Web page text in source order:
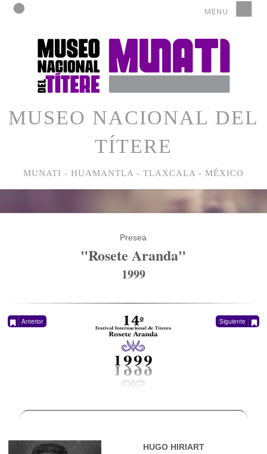
MUSEO NACIONAL DEL
TÍTERE
MUNATI - HUAMANTLA - TLAXCALA - MÉXICO
Presea
"Rosete Aranda"
1999
Anterior Siguiente
HUGO HIRIART